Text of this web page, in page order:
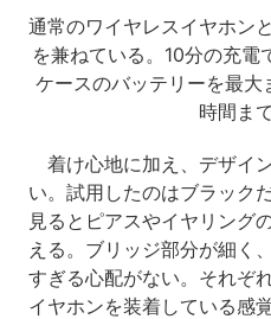
通常のワイヤレスイヤホン
を兼ねている。10分の充電
ケースのバッテリーを最
時間ま
着け心地に加え、デザイ
い。試用したのはブラック
見るとピアスやイヤリング
える。ブリッジ部分が細く
すぎる心配がない。それぞ
イヤホンを装着している感